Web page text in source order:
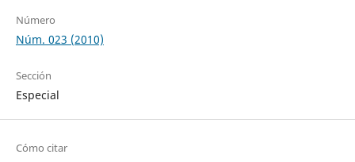
Número
Núm. 023 (2010)
Sección
Especial
Cómo citar